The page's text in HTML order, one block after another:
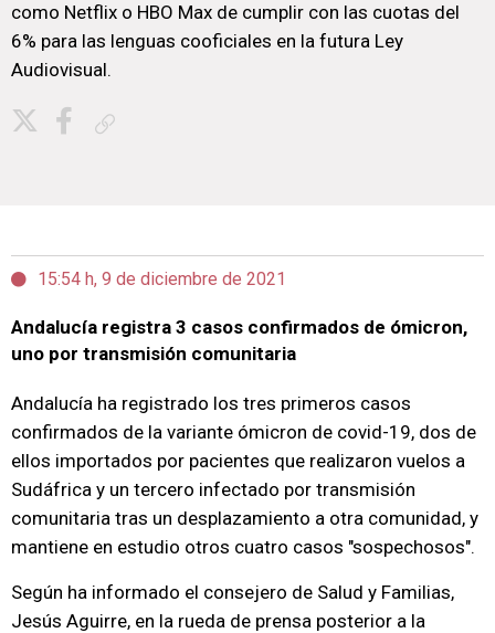
como Netflix o HBO Max de cumplir con las cuotas del
6% para las lenguas cooficiales en la futura Ley
Audiovisual.
15:54 h, 9 de diciembre de 2021
Andalucía registra 3 casos confirmados de ómicron,
uno por transmisión comunitaria
Andalucía ha registrado los tres primeros casos
confirmados de la variante ómicron de covid-19, dos de
ellos importados por pacientes que realizaron vuelos a
Sudáfrica y un tercero infectado por transmisión
comunitaria tras un desplazamiento a otra comunidad, y
mantiene en estudio otros cuatro casos "sospechosos".
Según ha informado el consejero de Salud y Familias,
Jesús Aguirre, en la rueda de prensa posterior a la